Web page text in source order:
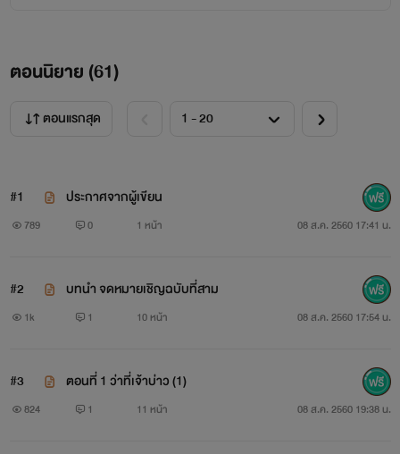
ตอนนิยาย (61)
ตอนแรกสุด
#1 ประกาศจากผู้เขียน
789 0 1 หน้า 08 ส.ค. 2560 17:41 น.
#2 บทนำ จดหมายเชิญฉบับที่สาม
1k 1 10 หน้า 08 ส.ค. 2560 17:54 น.
#3 ตอนที่ 1 ว่าที่เจ้าบ่าว (1)
824 1 11 หน้า 08 ส.ค. 2560 19:38 น.